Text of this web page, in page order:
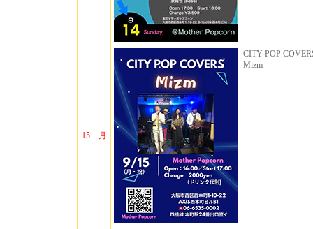
15 月
CITY POP
Mizm